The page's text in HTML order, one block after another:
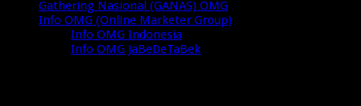
Gathering Nasional (GANAS) OMG
Info OMG (Online Marketer Group)
Info OMG Indonesia
Info OMG JaBeDeTaBek